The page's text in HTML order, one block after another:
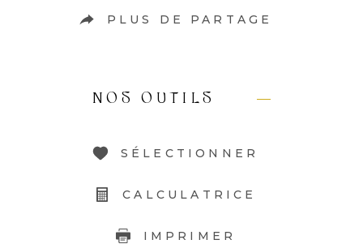
PLUS DE PARTAGE
NOS OUTILS
SÉLECTIONNER
CALCULATRICE
IMPRIMER